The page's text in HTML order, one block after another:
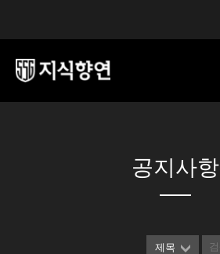
공지사항
제목